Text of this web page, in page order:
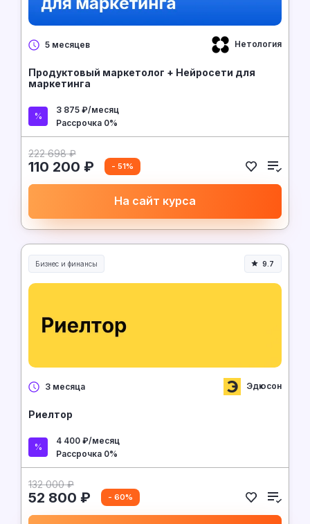
5 месяцев Нетология
Продуктовый маркетолог + Нейросети для
маркетинга
3 875 ₽/месяц
Рассрочка 0%
222 698 ₽
110 200 ₽ - 51%
На сайт курса
Бизнес и финансы 9.7
3 месяца Эдюсон
Риелтор
4 400 ₽/месяц
Рассрочка 0%
132 000 ₽
52 800 ₽ - 60%